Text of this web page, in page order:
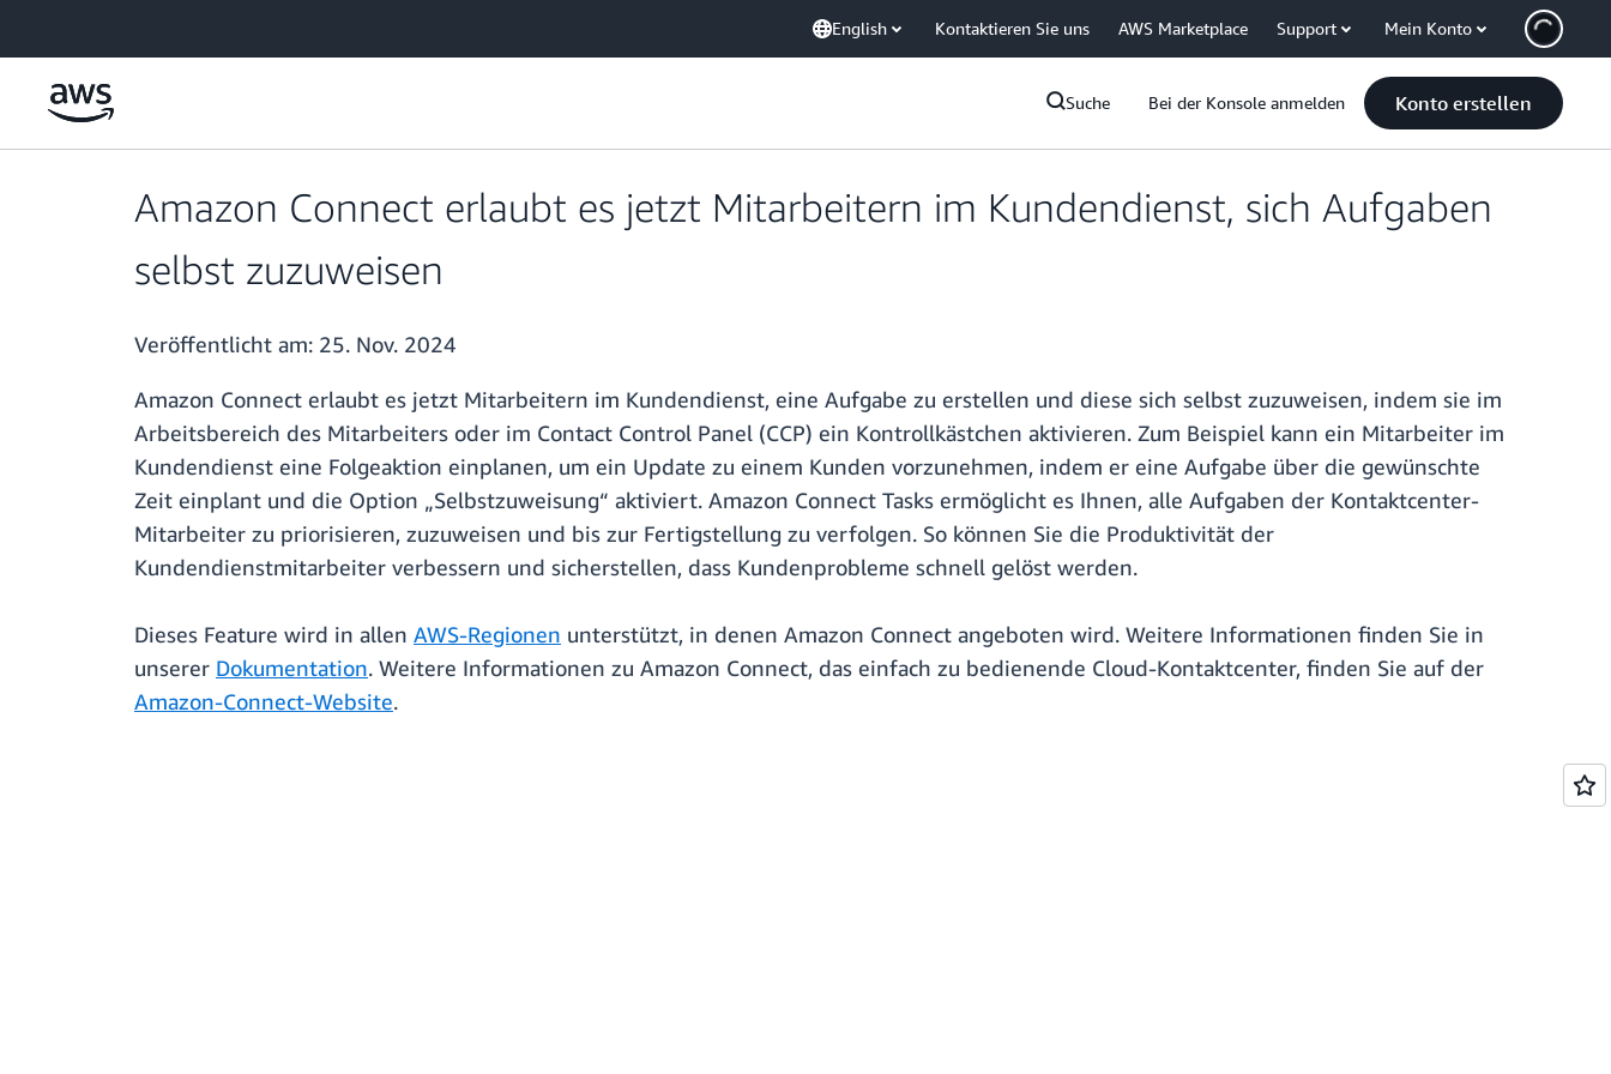
English Kontaktieren Sie uns AWS Marketplace Support Mein Konto
Suche Bei der Konsole anmelden Konto erstellen
Amazon Connect erlaubt es jetzt Mitarbeitern im Kundendienst, sich Aufgaben
selbst zuzuweisen
Veröffentlicht am: 25. Nov. 2024
Amazon Connect erlaubt es jetzt Mitarbeitern im Kundendienst, eine Aufgabe zu erstellen und diese sich selbst zuzuweisen, indem sie im
Arbeitsbereich des Mitarbeiters oder im Contact Control Panel (CCP) ein Kontrollkästchen aktivieren. Zum Beispiel kann ein Mitarbeiter im
Kundendienst eine Folgeaktion einplanen, um ein Update zu einem Kunden vorzunehmen, indem er eine Aufgabe über die gewünschte
Zeit einplant und die Option „Selbstzuweisung“ aktiviert. Amazon Connect Tasks ermöglicht es Ihnen, alle Aufgaben der Kontaktcenter-
Mitarbeiter zu priorisieren, zuzuweisen und bis zur Fertigstellung zu verfolgen. So können Sie die Produktivität der
Kundendienstmitarbeiter verbessern und sicherstellen, dass Kundenprobleme schnell gelöst werden.
Dieses Feature wird in allen AWS-Regionen unterstützt, in denen Amazon Connect angeboten wird. Weitere Informationen finden Sie in
unserer Dokumentation. Weitere Informationen zu Amazon Connect, das einfach zu bedienende Cloud-Kontaktcenter, finden Sie auf der
Amazon-Connect-Website.